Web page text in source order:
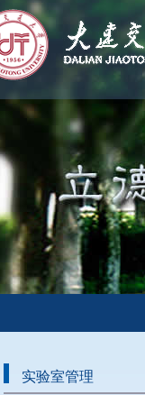
实验室管理